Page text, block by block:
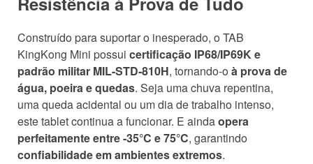
Construído para suportar o inesperado, o TAB
KingKong Mini possui certificação IP68/IP69K e
padrão militar MIL-STD-810H, tornando-o à prova de
água, poeira e quedas. Seja uma chuva repentina,
uma queda acidental ou um dia de trabalho intenso,
este tablet continua a funcionar. E aindaopera
perfeitamente entre -35°C e 75°C, garantindo
confiabilidade em ambientes extremos.